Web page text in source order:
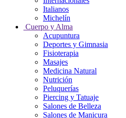
Italianos
Michelín
Cuerpo y Alma
Acupuntura
Deportes y Gimnasia
Fisioterapia
Masajes
Medicina Natural
Nutrición
Peluquerías
Piercing y Tatuaje
Salones de Belleza
Salones de Manicura